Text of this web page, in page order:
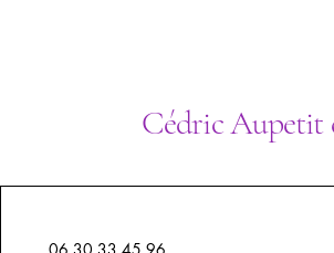
Cédric Aupetit